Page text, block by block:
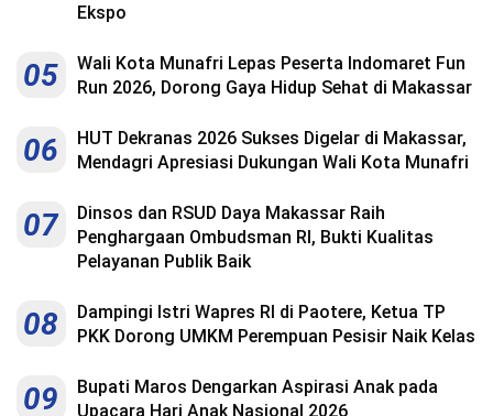
Ekspo
05
Wali Kota Munafri Lepas Peserta Indomaret Fun
Run 2026, Dorong Gaya Hidup Sehat di Makassar
06
HUT Dekranas 2026 Sukses Digelar di Makassar,
Mendagri Apresiasi Dukungan Wali Kota Munafri
07
Dinsos dan RSUD Daya Makassar Raih
Penghargaan Ombudsman RI, Bukti Kualitas
Pelayanan Publik Baik
08
Dampingi Istri Wapres RI di Paotere, Ketua TP
PKK Dorong UMKM Perempuan Pesisir Naik Kelas
09
Bupati Maros Dengarkan Aspirasi Anak pada
Upacara Hari Anak Nasional 2026